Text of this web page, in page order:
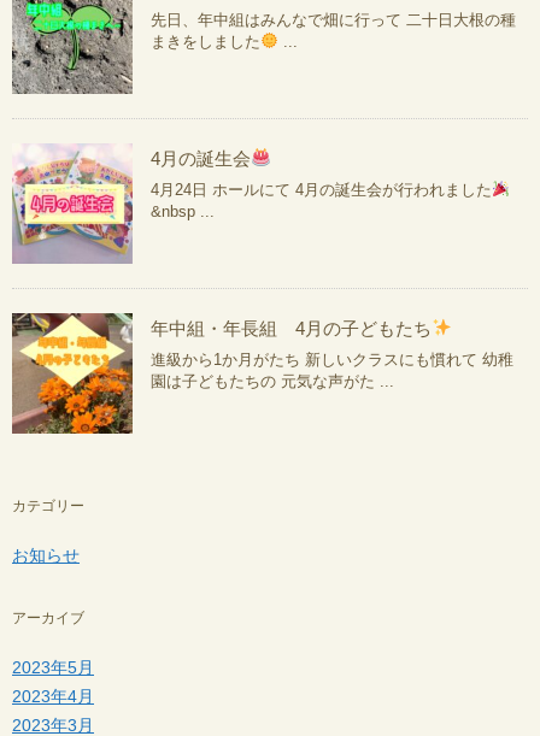
先日、年中組はみんなで畑に行って 二十日大根の種
まきをしました
4月の誕生会
4月24日 ホールにて 4月の誕生会が行われました
&nbsp ...
年中組・年長組 4月の子どもたち
進級から1か月がたち 新しいクラスにも慣れて 幼稚
園は子どもたちの 元気な声がた ...
カテゴリー
お知らせ
アーカイブ
2023年5月
2023年4月
2023年3月